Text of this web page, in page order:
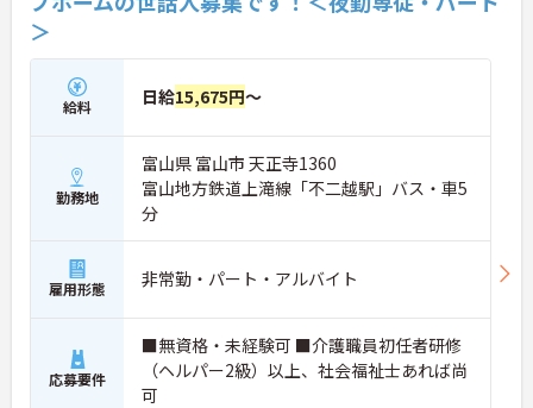
＞
給料 日給15,675円～
勤務地
富山県 富山市 天正寺1360
富山地方鉄道上滝線「不二越駅」バス・車5
分
雇用形態 非常勤・パート・アルバイト
応募要件
■無資格・未経験可 ■介護職員初任者研修
（ヘルパー2級）以上、社会福祉士あれば尚
可